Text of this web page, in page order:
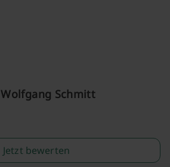
Schmitt
Jetzt bewerten